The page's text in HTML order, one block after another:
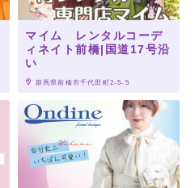
マイム レンタルコーデ
ィネイト前橋|国道17号沿
い
群馬県前橋市千代田町2-5-5